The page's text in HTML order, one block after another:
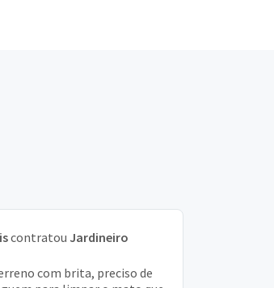
contratou Jardineiro
com brita, preciso de